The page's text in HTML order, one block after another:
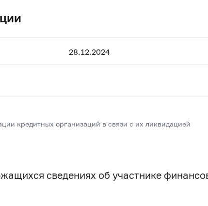
28.12.2024
кредитных организаций в связи с их ликвидацией
сведениях об участнике